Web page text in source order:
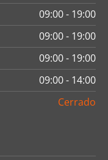
09:00 - 19:00
09:00 - 19:00
09:00 - 19:00
09:00 - 14:00
Cerrado